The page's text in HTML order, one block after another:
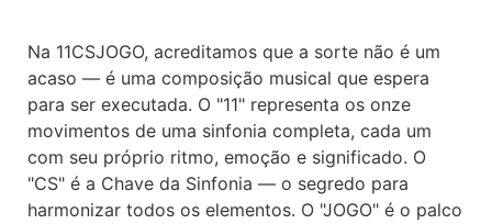
Na 11CSJOGO, acreditamos que a sorte não é um
acaso — é uma composição musical que espera
para ser executada. O "11" representa os onze
movimentos de uma sinfonia completa, cada um
com seu próprio ritmo, emoção e significado. O
"CS" é a Chave da Sinfonia — o segredo para
harmonizar todos os elementos. O "JOGO" é o palco